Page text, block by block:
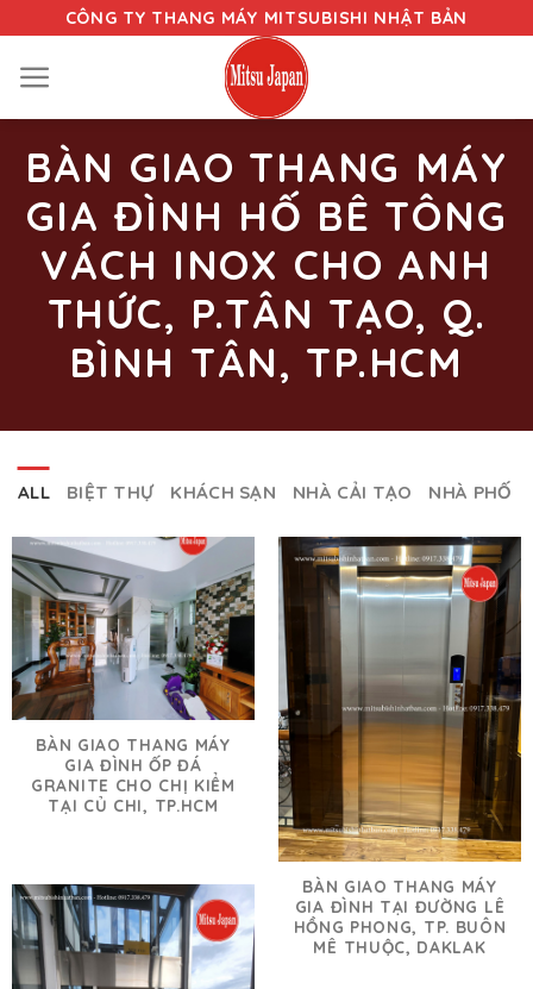
content
CÔNG TY THANG MÁY MITSUBISHI NHẬT BẢN
BÀN GIAO THANG MÁY
GIA ĐÌNH HỐ BÊ TÔNG
VÁCH INOX CHO ANH
THỨC, P.TÂN TẠO, Q.
BÌNH TÂN, TP.HCM
ALL BIỆT THỰ KHÁCH SẠN NHÀ CẢI TẠO NHÀ PHỐ
BÀN GIAO THANG MÁY
GIA ĐÌNH ỐP ĐÁ
GRANITE CHO CHỊ KIỂM
TẠI CỦ CHI, TP.HCM
BÀN GIAO THANG MÁY
GIA ĐÌNH TẠI ĐƯỜNG LÊ
HỒNG PHONG, TP. BUÔN
MÊ THUỘC, DAKLAK